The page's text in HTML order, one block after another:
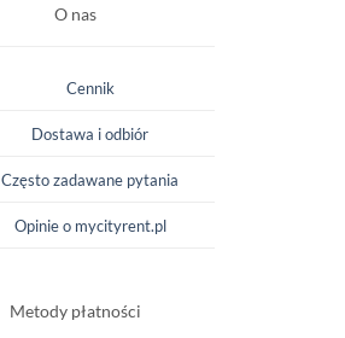
O nas
Cennik
Dostawa i odbiór
Często zadawane pytania
Opinie o mycityrent.pl
Metody płatności